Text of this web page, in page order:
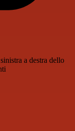
a destra dello